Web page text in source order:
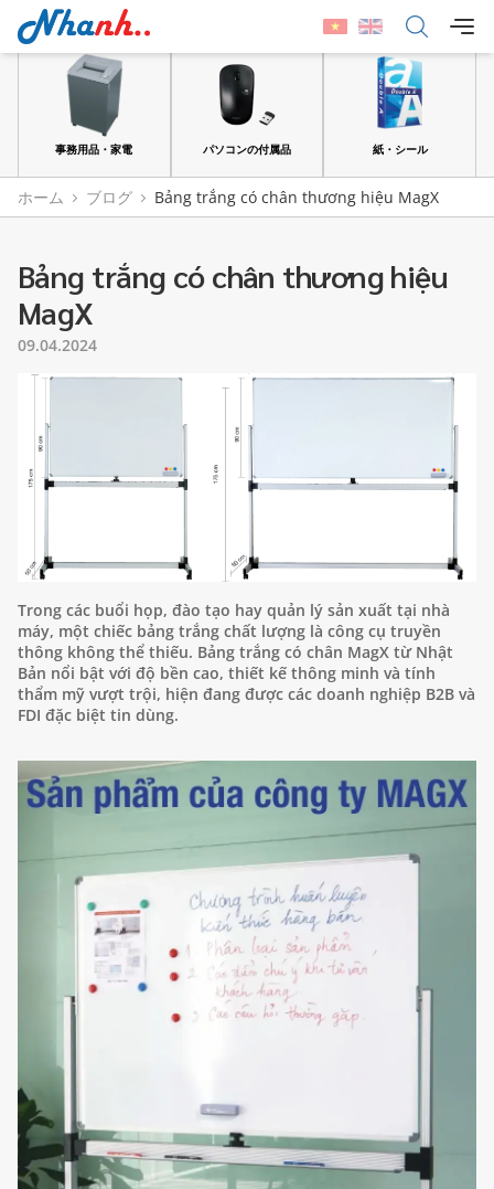
事務用品・家電 パソコンの付属品 紙・シール
ホーム ブログ Bảng trắng có chân thương hiệu MagX
Bảng trắng có chân thương hiệu
MagX
09.04.2024
Trong các buổi họp, đào tạo hay quản lý sản xuất tại nhà
máy, một chiếc bảng trắng chất lượng là công cụ truyền
thông không thể thiếu. Bảng trắng có chân MagX từ Nhật
Bản nổi bật với độ bền cao, thiết kế thông minh và tính
thẩm mỹ vượt trội, hiện đang được các doanh nghiệp B2B và
FDI đặc biệt tin dùng.